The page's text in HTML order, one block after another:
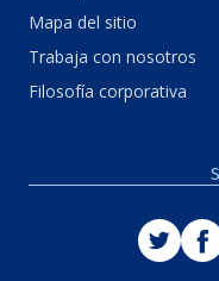
Mapa del sitio
Trabaja con nosotros
Filosofía corporativa